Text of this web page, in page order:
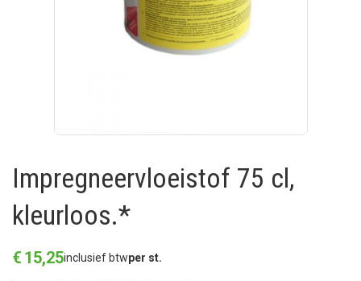
Impregneervloeistof 75 cl,
kleurloos.*
€ 15,25inclusief btwper st.